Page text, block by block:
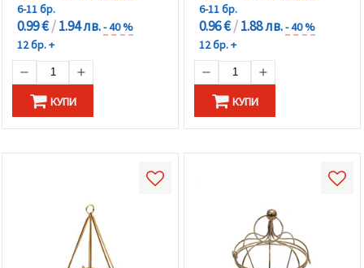
6-11 бр.
0.99 €/1.94 лв.- 40 %
12 бр. +
КУПИ
6-11 бр.
0.96 €/1.88 лв.- 40 %
12 бр. +
КУПИ